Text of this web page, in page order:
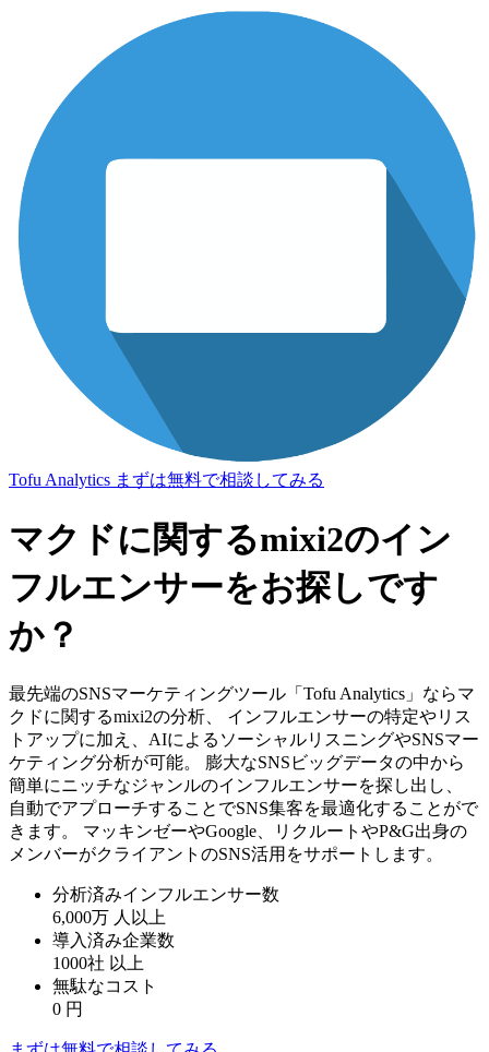
Tofu Analytics まずは無料で相談してみる
マクドに関するmixi2のイン
フルエンサーをお探しです
か？
最先端のSNSマーケティングツール「Tofu Analytics」ならマ
クドに関するmixi2の分析、 インフルエンサーの特定やリス
トアップに加え、AIによるソーシャルリスニングやSNSマー
ケティング分析が可能。 膨大なSNSビッグデータの中から
簡単にニッチなジャンルのインフルエンサーを探し出し、
自動でアプローチすることでSNS集客を最適化することがで
きます。 マッキンゼーやGoogle、リクルートやP&G出身の
メンバーがクライアントのSNS活用をサポートします。
分析済みインフルエンサー数
6,000万 人以上
導入済み企業数
1000社 以上
無駄なコスト
0 円